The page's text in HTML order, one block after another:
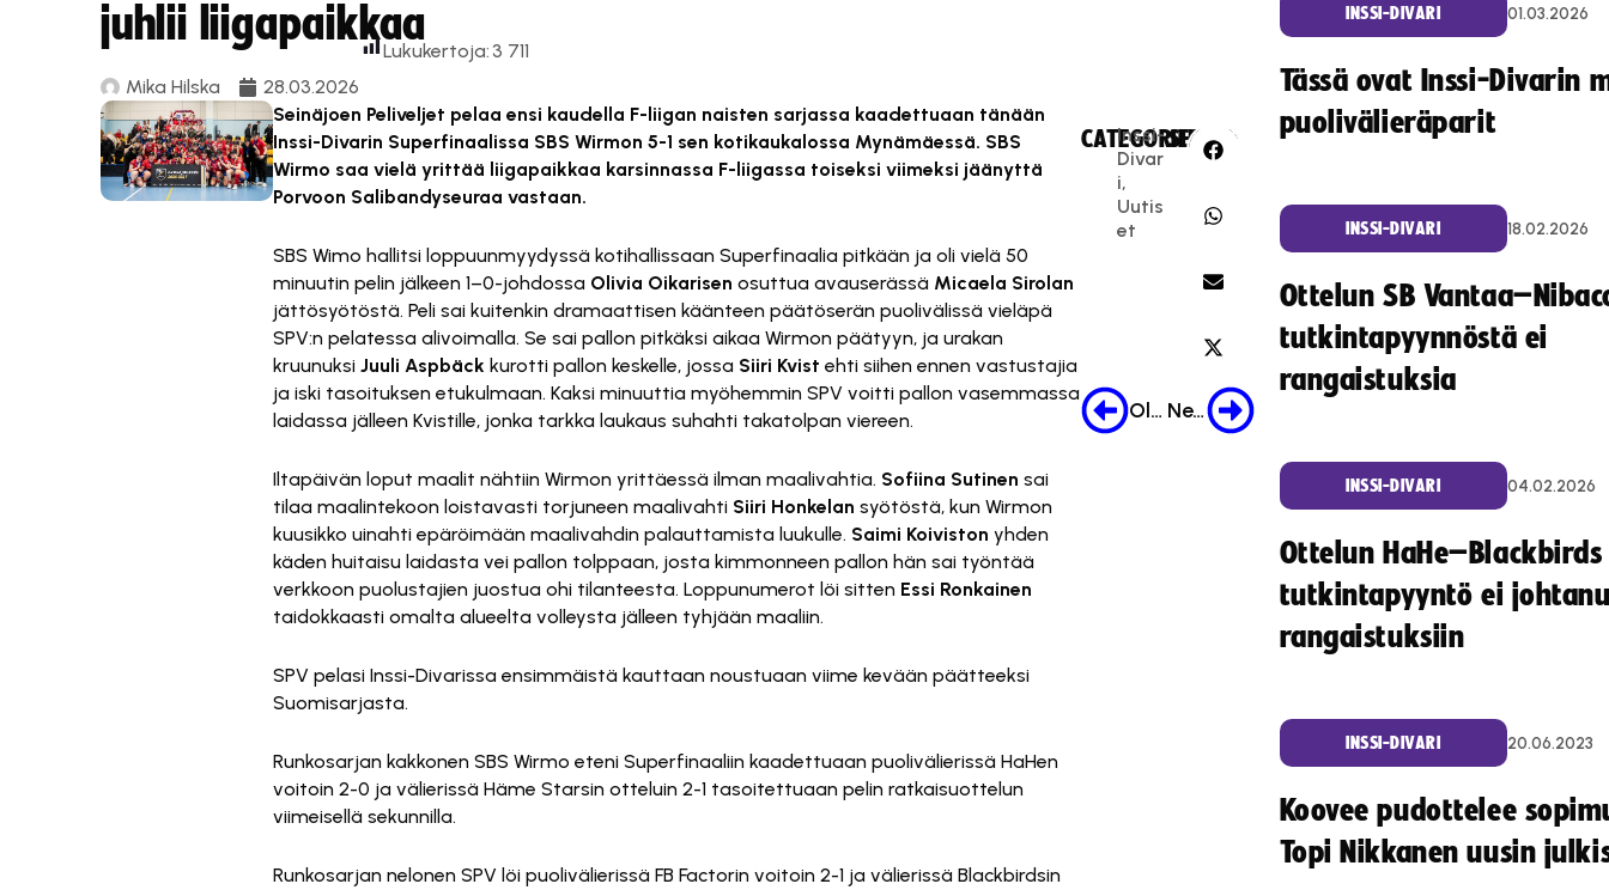
juhlii liigapaikkaa
Mika Hilska 28.03.2026
Lukukertoja: 3 711
Seinäjoen Peliveljet pelaa ensi kaudella F-liigan naisten sarjassa kaadettuaan tänään
Inssi-Divarin Superfinaalissa SBS Wirmon 5-1 sen kotikaukalossa Mynämäessä. SBS
Wirmo saa vielä yrittää liigapaikkaa karsinnassa F-liigassa toiseksi viimeksi jäänyttä
Porvoon Salibandyseuraa vastaan.
SBS Wimo hallitsi loppuunmyydyssä kotihallissaan Superfinaalia pitkään ja oli vielä 50
minuutin pelin jälkeen 1–0-johdossa Olivia Oikarisen osuttua avauserässä Micaela Sirolan
jättösyötöstä. Peli sai kuitenkin dramaattisen käänteen päätöserän puolivälissä vieläpä
SPV:n pelatessa alivoimalla. Se sai pallon pitkäksi aikaa Wirmon päätyyn, ja urakan
kruunuksi Juuli Aspbäck kurotti pallon keskelle, jossa Siiri Kvist ehti siihen ennen vastustajia
ja iski tasoituksen etukulmaan. Kaksi minuuttia myöhemmin SPV voitti pallon vasemmassa
laidassa jälleen Kvistille, jonka tarkka laukaus suhahti takatolpan viereen.
Iltapäivän loput maalit nähtiin Wirmon yrittäessä ilman maalivahtia. Sofiina Sutinen sai
tilaa maalintekoon loistavasti torjuneen maalivahti Siiri Honkelan syötöstä, kun Wirmon
kuusikko uinahti epäröimään maalivahdin palauttamista luukulle. Saimi Koiviston yhden
käden huitaisu laidasta vei pallon tolppaan, josta kimmonneen pallon hän sai työntää
verkkoon puolustajien juostua ohi tilanteesta. Loppunumerot löi sitten Essi Ronkainen
taidokkaasti omalta alueelta volleysta jälleen tyhjään maaliin.
SPV pelasi Inssi-Divarissa ensimmäistä kauttaan noustuaan viime kevään päätteeksi
Suomisarjasta.
Runkosarjan kakkonen SBS Wirmo eteni Superfinaaliin kaadettuaan puolivälierissä HaHen
voitoin 2-0 ja välierissä Häme Starsin otteluin 2-1 tasoitettuaan pelin ratkaisuottelun
viimeisellä sekunnilla.
Runkosarjan nelonen SPV löi puolivälierissä FB Factorin voitoin 2-1 ja välierissä Blackbirdsin
CATEGORIES:
Inssi-
Divar
i,
Uutis
et
SHARE:
Older Post Newer Post
INSSI-DIVARI 01.03.2026
Tässä ovat Inssi-Divarin
puolivälieräparit
INSSI-DIVARI 18.02.2026
Ottelun SB
tutkintapyynnöstä ei
rangaistuksia
INSSI-DIVARI 04.02.2026
Ottelun HaHe–Blackbirds
tutkintapyyntö ei
rangaistuksiin
INSSI-DIVARI 20.06.2023
Koovee pudottelee
Topi Nikkanen uusin